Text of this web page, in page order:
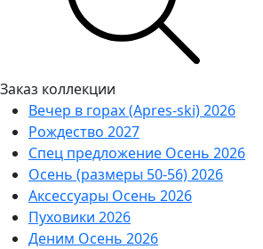
Заказ коллекции
Вечер в горах (Apres-ski) 2026
Рождество 2027
Спец предложение Осень 2026
Осень (размеры 50-56) 2026
Аксессуары Осень 2026
Пуховики 2026
Деним Осень 2026